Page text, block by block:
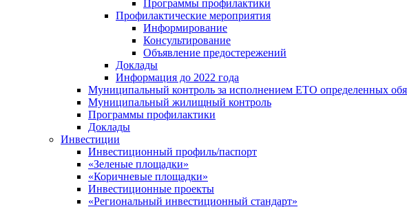
Программы профилактики
Профилактические мероприятия
Информирование
Консультирование
Объявление предостережений
Доклады
Информация до 2022 года
Муниципальный контроль за исполнением ЕТО определенных
Муниципальный жилищный контроль
Программы профилактики
Доклады
Инвестиции
Инвестиционный профиль/паспорт
«Зеленые площадки»
«Коричневые площадки»
Инвестиционные проекты
«Региональный инвестиционный стандарт»